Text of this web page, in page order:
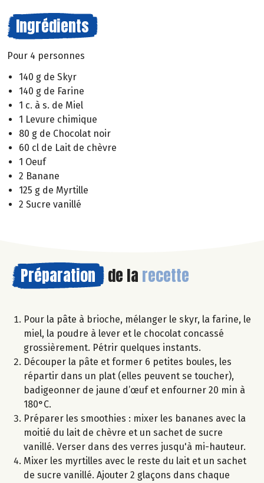
Ingrédients
Pour 4 personnes
140 g de Skyr
140 g de Farine
1 c. à s. de Miel
1 Levure chimique
80 g de Chocolat noir
60 cl de Lait de chèvre
1 Oeuf
2 Banane
125 g de Myrtille
2 Sucre vanillé
Préparation de la recette
Pour la pâte à brioche, mélanger le skyr, la farine, le
miel, la poudre à lever et le chocolat concassé
grossièrement. Pétrir quelques instants.
Découper la pâte et former 6 petites boules, les
répartir dans un plat (elles peuvent se toucher),
badigeonner de jaune d’œuf et enfourner 20 min à
180°C.
Préparer les smoothies : mixer les bananes avec la
moitié du lait de chèvre et un sachet de sucre
vanillé. Verser dans des verres jusqu'à mi-hauteur.
Mixer les myrtilles avec le reste du lait et un sachet
de sucre vanillé. Ajouter 2 glaçons dans chaque